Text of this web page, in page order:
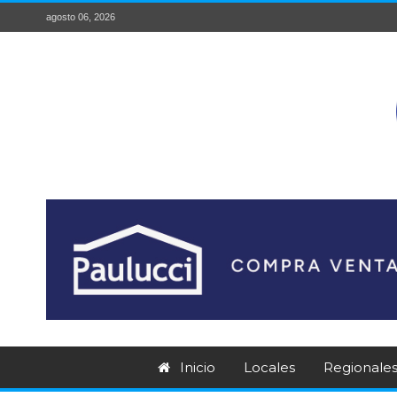
agosto 06, 2026
Inicio Locales Regionales